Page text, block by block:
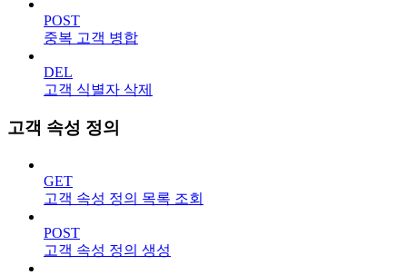
POST
중복 고객 병합
DEL
고객 식별자 삭제
고객 속성 정의
GET
고객 속성 정의 목록 조회
POST
고객 속성 정의 생성